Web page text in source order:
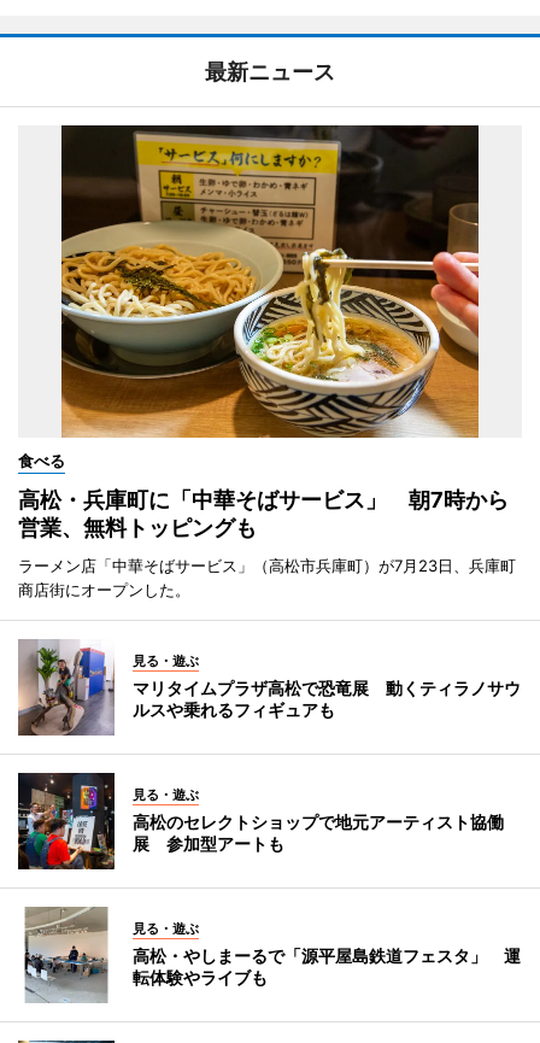
最新ニュース
食べる
高松・兵庫町に「中華そばサービス」 朝7時から
営業、無料トッピングも
ラーメン店「中華そばサービス」（高松市兵庫町）が7月23日、兵庫町
商店街にオープンした。
見る・遊ぶ
マリタイムプラザ高松で恐竜展 動くティラノサウ
ルスや乗れるフィギュアも
見る・遊ぶ
高松のセレクトショップで地元アーティスト協働
展 参加型アートも
見る・遊ぶ
高松・やしまーるで「源平屋島鉄道フェスタ」 運
転体験やライブも